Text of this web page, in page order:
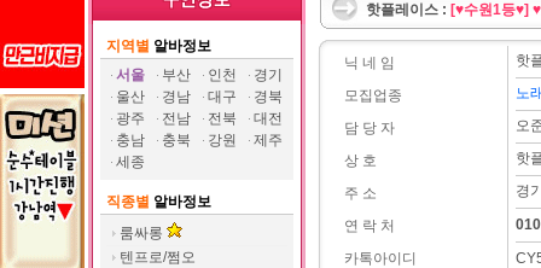
지역별 알바정보
서울
부산 인천
경기
울산
경남 대구
경북
광주
전남 전북
대전
충남
충북 강원
제주
세종
직종별 알바정보
룸싸롱
텐프로/쩜오
핫플레이스 : [♥수원1등♥]
닉 네 임
모집업종
담 당 자
상 호
주 소
연 락 처
카톡아이디
핫
노
오
핫
경